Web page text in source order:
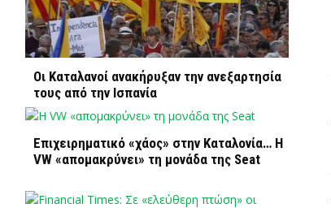
Οι Καταλανοί ανακήρυξαν την ανεξαρτησία
τους από την Ισπανία
Επιχειρηματικό «χάος» στην Καταλονία… Η
VW «απομακρύνει» τη μονάδα της Seat